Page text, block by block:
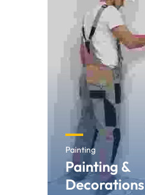
Painting
Painting &
Decorations